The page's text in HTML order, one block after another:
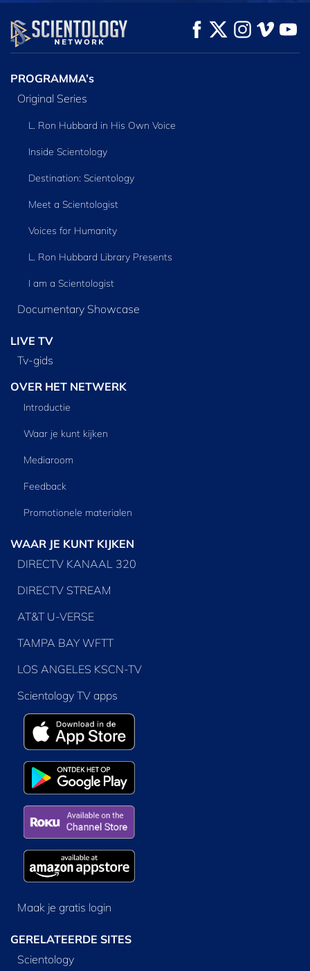
KIJK VERKEN DE SERIE
PROGRAMMA’s
Original Series
L. Ron Hubbard in His Own Voice
Inside Scientology
Destination: Scientology
Meet a Scientologist
Voices for Humanity
L. Ron Hubbard Library Presents
I am a Scientologist
Documentary Showcase
LIVE TV
Tv‑gids
OVER HET NETWERK
Introductie
Waar je kunt kijken
Mediaroom
Feedback
Promotionele materialen
WAAR JE KUNT KIJKEN
DIRECTV KANAAL 320
DIRECTV STREAM
AT&T U-VERSE
TAMPA BAY WFTT
LOS ANGELES KSCN-TV
Scientology TV apps
Maak je gratis login
GERELATEERDE SITES
Scientology